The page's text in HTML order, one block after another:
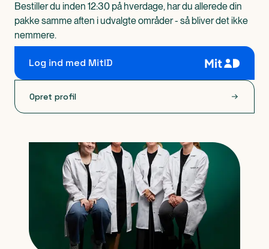
Bestiller du inden 12:30 på hverdage, har du allerede din
pakke samme aften i udvalgte områder - så bliver det ikke
nemmere.
Log ind med MitID
Opret profil